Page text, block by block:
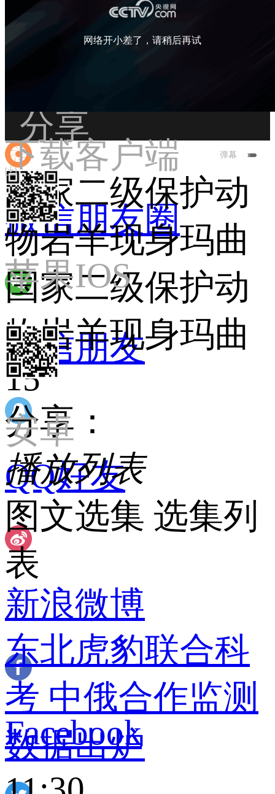
网络开小差了，请稍后再试
分享
微信朋友圈
微信朋友
QQ好友
新浪微博
Facebook
下载客户端
苹果IOS
安卓
弹幕
国家二级保护动
物岩羊现身玛曲
国家二级保护动
物岩羊现身玛曲
15
分享：
播放列表
图文选集 选集列
表
东北虎豹联合科
考 中俄合作监测
数据出炉